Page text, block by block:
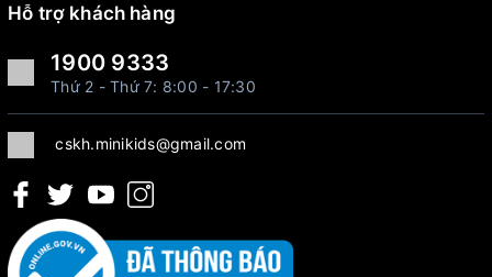
Hỗ trợ khách hàng
1900 9333
Thứ 2 - Thứ 7: 8:00 - 17:30
cskh.minikids@gmail.com